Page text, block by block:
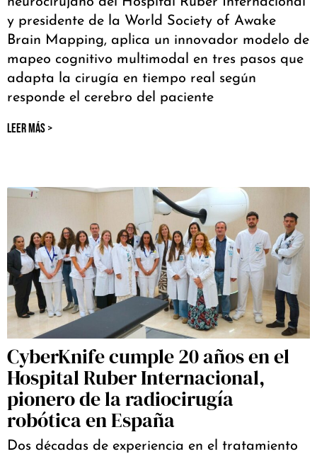
y presidente de la World Society of Awake
Brain Mapping, aplica un innovador modelo de
mapeo cognitivo multimodal en tres pasos que
adapta la cirugía en tiempo real según
responde el cerebro del paciente
LEER MÁS >
CyberKnife cumple 20 años en el
Hospital Ruber Internacional,
pionero de la radiocirugía
robótica en España
Dos décadas de experiencia en el tratamiento